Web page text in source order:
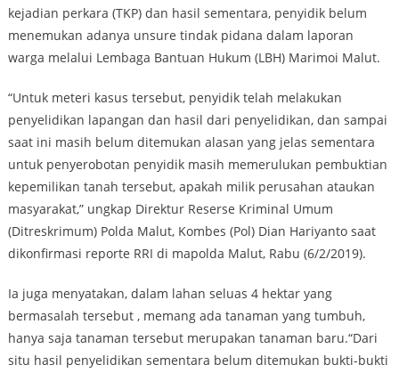
kejadian perkara (TKP) dan hasil sementara, penyidik belum
menemukan adanya unsure tindak pidana dalam laporan
warga melalui Lembaga Bantuan Hukum (LBH) Marimoi Malut.
“Untuk meteri kasus tersebut, penyidik telah melakukan
penyelidikan lapangan dan hasil dari penyelidikan, dan sampai
saat ini masih belum ditemukan alasan yang jelas sementara
untuk penyerobotan penyidik masih memerulukan pembuktian
kepemilikan tanah tersebut, apakah milik perusahan ataukan
masyarakat,” ungkap Direktur Reserse Kriminal Umum
(Ditreskrimum) Polda Malut, Kombes (Pol) Dian Hariyanto saat
dikonfirmasi reporte RRI di mapolda Malut, Rabu (6/2/2019).
Ia juga menyatakan, dalam lahan seluas 4 hektar yang
bermasalah tersebut , memang ada tanaman yang tumbuh,
hanya saja tanaman tersebut merupakan tanaman baru.“Dari
situ hasil penyelidikan sementara belum ditemukan bukti-bukti